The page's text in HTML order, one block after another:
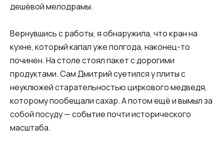
дешёвой мелодрамы.
Вернувшись с работы, я обнаружила, что кран на
кухне, который капал уже полгода, наконец-то
починен. На столе стоял пакет с дорогими
продуктами. Сам Дмитрий суетился у плиты с
неуклюжей старательностью циркового медведя,
которому пообещали сахар. А потом ещё и вымыл за
собой посуду — событие почти исторического
масштаба.